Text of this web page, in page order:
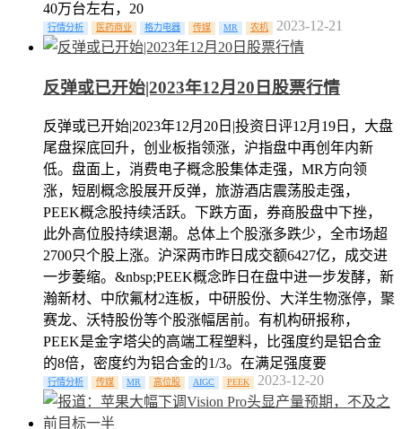
40万台左右，20
行情分析 医药商业 格力电器 传媒 MR 农机 2023-12-21
反弹或已开始|2023年12月20日股票行情
反弹或已开始|2023年12月20日|投资日评12月19日，大盘
尾盘探底回升，创业板指领涨，沪指盘中再创年内新
低。盘面上，消费电子概念股集体走强，MR方向领
涨，短剧概念股展开反弹，旅游酒店震荡股走强，
PEEK概念股持续活跃。下跌方面，券商股盘中下挫，
此外高位股持续退潮。总体上个股涨多跌少，全市场超
2700只个股上涨。沪深两市昨日成交额6427亿，成交进
一步萎缩。&nbsp;PEEK概念昨日在盘中进一步发酵，新
瀚新材、中欣氟材2连板，中研股份、大洋生物涨停，聚
赛龙、沃特股份等个股涨幅居前。有机构研报称，
PEEK是金字塔尖的高端工程塑料，比强度约是铝合金
的8倍，密度约为铝合金的1/3。在满足强度要
行情分析 传媒 MR 高位股 AIGC PEEK 2023-12-20